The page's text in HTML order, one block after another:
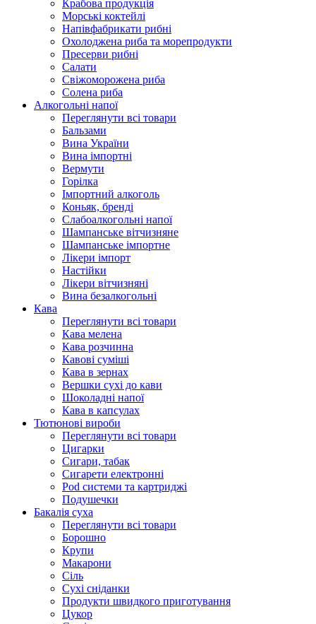
Крабова продукція
Морські коктейлi
Напівфабрикати рибні
Охолоджена риба та морепродукти
Пресерви рибні
Сaлати
Свіжоморожена риба
Солена риба
Алкогольні напої
Переглянути всі товари
Бальзами
Вина України
Вина імпортні
Вермути
Горілка
Імпортний алкоголь
Коньяк, бренді
Слабоалкогольні напої
Шампанське вітчизняне
Шампанське імпортне
Лікери імпорт
Настійки
Лікери вітчизняні
Вина безалкогольні
Кава
Переглянути всі товари
Кава мелена
Кава розчинна
Кавові суміші
Кава в зернах
Вершки сухі до кави
Шоколадні напої
Кава в капсулах
Тютюнові вироби
Переглянути всі товари
Цигарки
Сигари, табак
Сигарети електронні
Pod системи та картриджі
Подушечки
Бакалія суха
Переглянути всі товари
Борошно
Крупи
Макарони
Сіль
Сухі сніданки
Продукти швидкого приготування
Цукор